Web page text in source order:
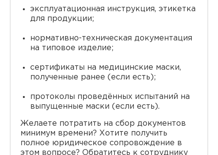
эксплуатационная инструкция, этикетка
для продукции;
нормативно-техническая документация
на типовое изделие;
сертификаты на медицинские маски,
полученные ранее (если есть);
протоколы проведённых испытаний на
выпущенные маски (если есть).
Желаете потратить на сбор документов
минимум времени? Хотите получить
полное юридическое сопровождение в
этом вопросе? Обратитесь к сотруднику